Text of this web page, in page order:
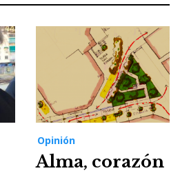
Opinión
Alma, corazón